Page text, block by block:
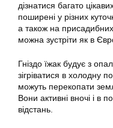
дізнатися багато
поширені у різних
а також на присадибних
можна зустріти як в
Гніздо їжак будує з
зігріватися в холодну
можуть перекопати
Вони активні вночі і в
відстань.